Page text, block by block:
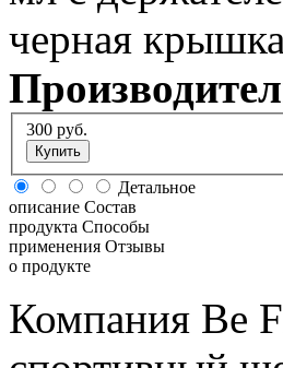
300 руб.
Купить
Детальное
описание Состав
продукта Способы
применения Отзывы
о продукте
Компания Be